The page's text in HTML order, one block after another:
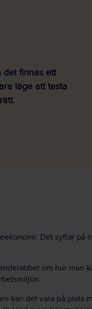
det finnas ett
läge att testa
Det syftar på
om hur man
kan det vara på plats